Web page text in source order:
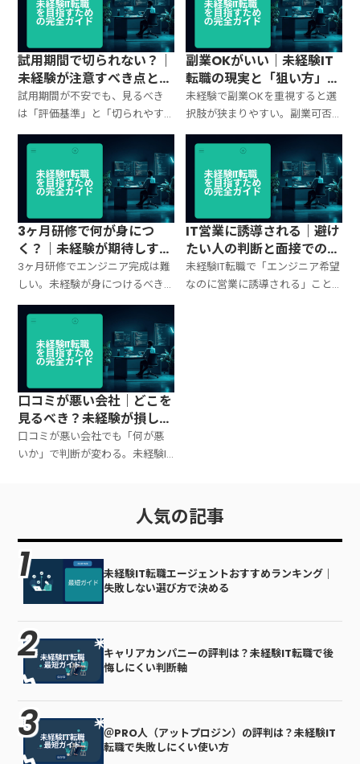
プレを整理。
試用期間で切られない？｜
未経験が注意すべき点と安
心して働くコツ
試用期間が不安でも、見るべき
は「評価基準」と「切られやす
い行動」。未経験が試用期間で
詰まらないための確認ポイン
ト、入社直後の動き方、危険サ
インを整理。
副業OKがいい｜未経験IT
転職の現実と「狙い方」を
間違えない条件
未経験で副業OKを重視すると選
択肢が狭まりやすい。副業可否
の現実、まず優先すべき条件、
求人で確認するポイントと面接
での質問テンプレを整理。
3ヶ月研修で何が身につ
く？｜未経験が期待しすぎ
ないための現実ライン
3ヶ月研修でエンジニア完成は難
しい。未経験が身につけるべき
現実的な到達点、研修の「良し
悪し」の見分け方、入社後に詰
まらない動き方を整理。
IT営業に誘導される｜避け
たい人の判断と面接での見
抜き方
未経験IT転職で「エンジニア希望
なのに営業に誘導される」こと
口コミが悪い会社｜どこを
見るべき？未経験が損しな
い判定軸
口コミが悪い会社でも「何が悪
いか」で判断が変わる。未経験IT
人気の記事
未経験IT転職エージェントおすすめランキング｜
失敗しない選び方で決める
キャリアカンパニーの評判は？未経験IT転職で後
悔しにくい判断軸
＠PRO人（アットプロジン）の評判は？未経験IT
転職で失敗しにくい使い方